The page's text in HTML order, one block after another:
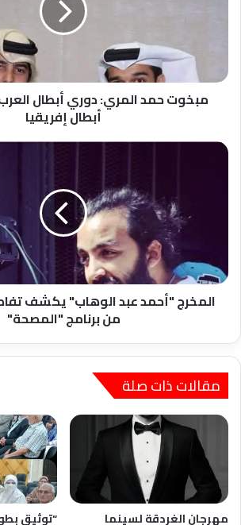
أبطال
إفريقيامبخوت حمد المري: دوري أبطال
أبطال إفريقيا
المخرج
الثاني
من
برنامج
المخرج "أحمد عبد الوهاب" يكشف
من برنامج "المصحة"
مقالات ذات صلة
مهرجان الغردقة لسينما “توثيق